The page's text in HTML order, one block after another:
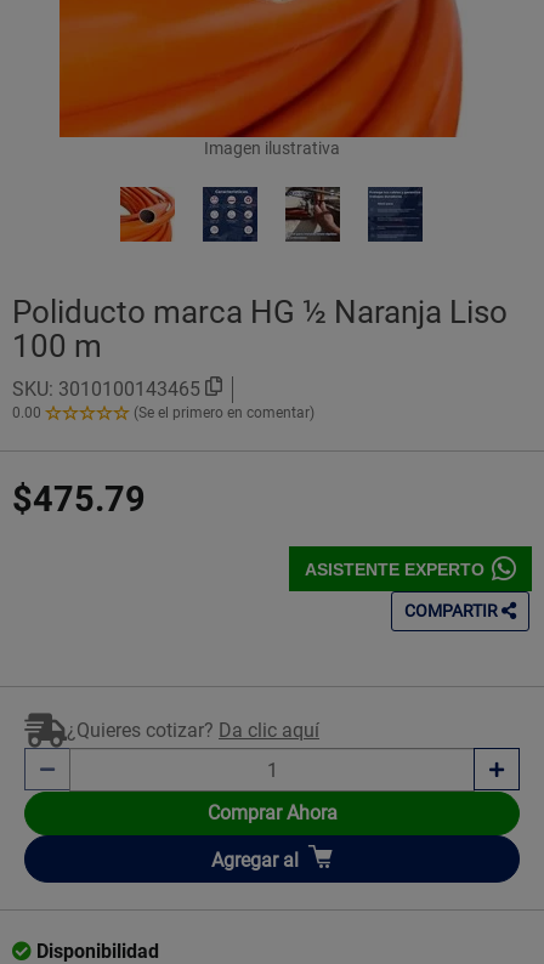
Imagen ilustrativa
Poliducto marca HG ½ Naranja Liso
100 m
SKU: 3010100143465
0.00
0.00
Estrellas!
(Se el primero en comentar)
$475.79
ASISTENTE EXPERTO
COMPARTIR
¿Quieres cotizar? Da clic aquí
Comprar Ahora
Añadir
Agregar al
Disponibilidad